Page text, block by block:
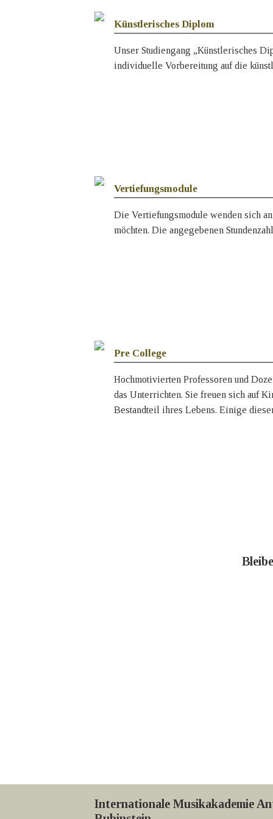
Künstlerisches Diplom
Unser Studiengang „Künstlerisches
individuelle Vorbereitung auf die
Vertiefungsmodule
Die Vertiefungsmodule wenden sich
möchten. Die angegebenen
Pre College
Hochmotivierten Professoren und
das Unterrichten. Sie freuen sich auf
Bestandteil ihres Lebens. Einige
Internationale Musikakademie